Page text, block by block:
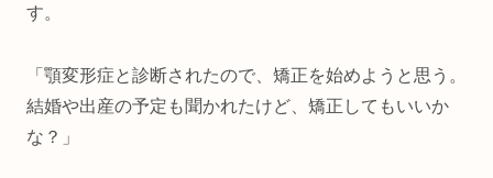
す。
「顎変形症と診断されたので、矯正を始めようと思う。
結婚や出産の予定も聞かれたけど、矯正してもいいか
な？」